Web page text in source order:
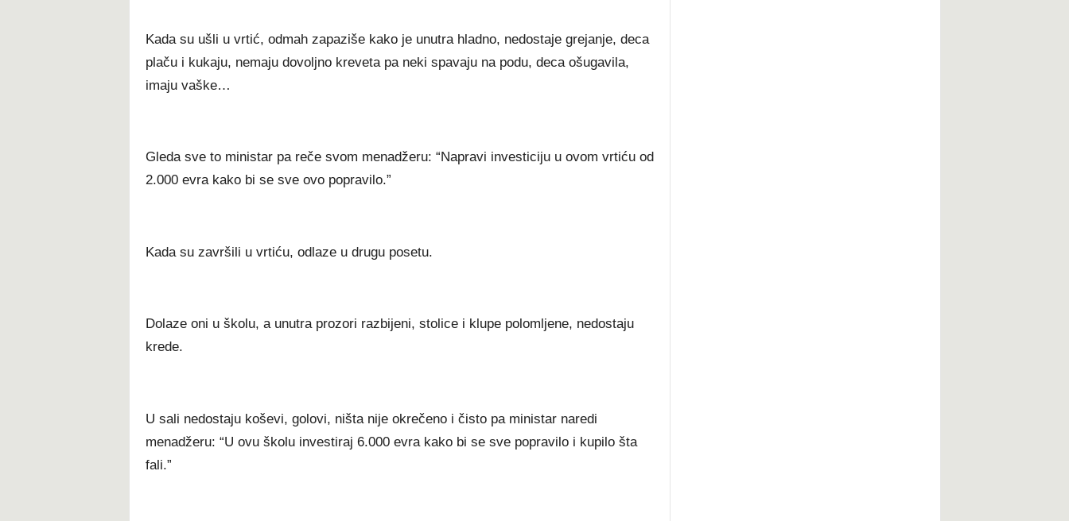
Kada su ušli u vrtić, odmah zapaziše kako je unutra hladno, nedostaje grejanje, deca
plaču i kukaju, nemaju dovoljno kreveta pa neki spavaju na podu, deca ošugavila,
imaju vaške…
Gleda sve to ministar pa reče svom menadžeru: “Napravi investiciju u ovom vrtiću od
2.000 evra kako bi se sve ovo popravilo.”
Kada su završili u vrtiću, odlaze u drugu posetu.
Dolaze oni u školu, a unutra prozori razbijeni, stolice i klupe polomljene, nedostaju
krede.
U sali nedostaju koševi, golovi, ništa nije okrečeno i čisto pa ministar naredi
menadžeru: “U ovu školu investiraj 6.000 evra kako bi se sve popravilo i kupilo šta
fali.”